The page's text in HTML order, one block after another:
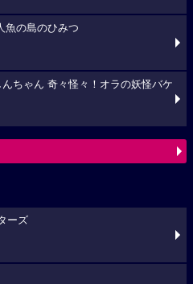
の島のひみつ
ちゃん 奇々怪々！オラの妖怪バケ
ーズ